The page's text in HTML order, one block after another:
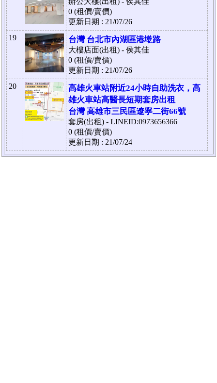
0 (租價/賣價)
更新日期 : 21/07/26
19
台灣 台北市內湖區港墘路
大樓店面(出租) - 侯其佳
0 (租價/賣價)
更新日期 : 21/07/26
20
高雄火車站附近24小時自助洗衣，高
雄火車站高醫長短期套房出租
台灣 高雄市三民區遼寧二街66號
套房(出租) - LINEID:0973656366
0 (租價/賣價)
更新日期 : 21/07/24